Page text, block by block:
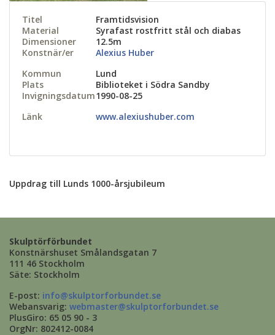
Titel
Framtidsvision
Material
Syrafast rostfritt stål och diabas
Dimensioner
12.5m
Konstnär/er
Alexius Huber
Kommun
Lund
Plats
Biblioteket i Södra Sandby
Invigningsdatum1990-08-25
Länk
www.alexiushuber.com
Uppdrag till Lunds 1000-årsjubileum
Skulptörförbundet
Konstnärshuset Smålandsgatan 7
111 46 Stockholm
Säte: Stockholm
E-post: info@skulptorforbundet.se
Webansvarig: webmaster@skulptorforbundet.se
PlusGiro: 65 05 90 - 3
OrgNr: 802412-0084